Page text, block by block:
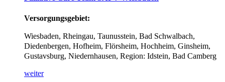
Versorgungsgebiet:
Wiesbaden, Rheingau, Taunusstein, Bad Schwalbach,
Diedenbergen, Hofheim, Flörsheim, Hochheim, Ginsheim,
Gustavsburg, Niedernhausen, Region: Idstein, Bad Camberg
weiter